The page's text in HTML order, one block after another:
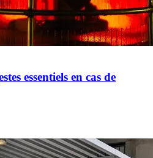
essentiels en cas de